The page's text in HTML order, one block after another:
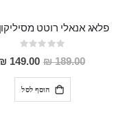
Rating:
0%
189.00 ₪
מחיר
מבצע
149.00 ₪
הוסף לסל